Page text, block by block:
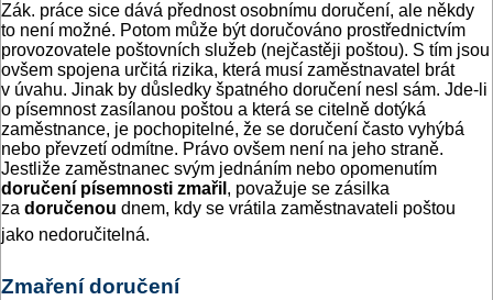
Zák. práce sice dává přednost osobnímu doručení, ale někdy
to není možné. Potom může být doručováno prostřednictvím
provozovatele poštovních služeb (nejčastěji poštou). S tím jsou
ovšem spojena určitá rizika, která musí zaměstnavatel brát
v úvahu. Jinak by důsledky špatného doručení nesl sám. Jde-li
o písemnost zasílanou poštou a která se citelně dotýká
zaměstnance, je pochopitelné, že se doručení často vyhýbá
nebo převzetí odmítne. Právo ovšem není na jeho straně.
Jestliže zaměstnanec svým jednáním nebo opomenutím
doručení písemnosti zmařil , považuje se zásilka
za doručenou dnem, kdy se vrátila zaměstnavateli poštou
jako nedoručitelná.
Zmaření doručení